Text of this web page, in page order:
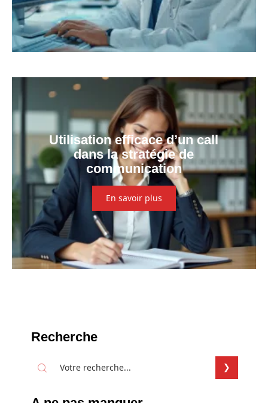
Utilisation efficace d’un call
dans la stratégie de
communication
En savoir plus
Recherche